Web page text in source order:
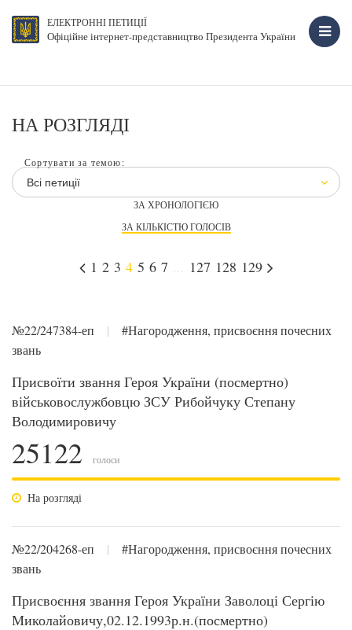
ЕЛЕКТРОННІ ПЕТИЦІЇ
Офіційне інтернет-представництво Президента України
НА РОЗГЛЯДІ
Сортувати за темою:
Всі петиції
ЗА ХРОНОЛОГІЄЮ
ЗА КІЛЬКІСТЮ ГОЛОСІВ
1 2 3 4 5 6 7 127 128 129
№22/247384-еп |
#Нагородження, присвоєння почесних
звань
Присвоїти звання Героя України (посмертно)
військовослужбовцю ЗСУ Рибойчуку Степану
Володимировичу
25122 голоси
На розгляді
№22/204268-еп |
#Нагородження, присвоєння почесних
звань
Присвоєння звання Героя України Заволоці Сергію
Миколайовичу,02.12.1993р.н.(посмертно)